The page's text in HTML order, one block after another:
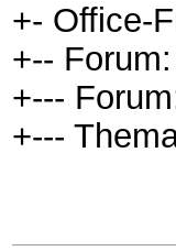
+- Office-
+--
+---
+---